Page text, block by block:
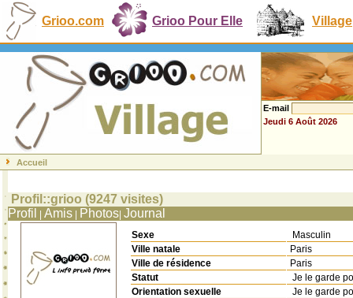
Grioo.com Grioo Pour Elle Village
E-mail
Jeudi 6 Août 2026
Accueil
Profil::grioo (9247 visites)
Profil
Amis Photos Journal
Sexe
Masculin
Ville natale
Paris
Ville de résidence
Paris
Statut
Je le garde
Orientation sexuelle
Je le garde